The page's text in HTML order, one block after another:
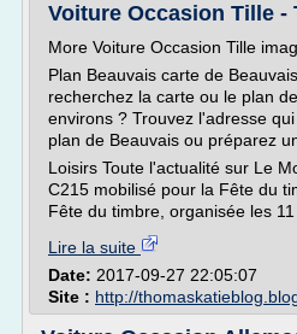
Voiture Occasion Tille -
More Voiture Occasion Tille
Plan Beauvais carte de
recherchez la carte ou le plan
environs ? Trouvez l'adresse
plan de Beauvais ou préparez
Loisirs Toute l'actualité sur Le
C215 mobilisé pour la Fête du
Fête du timbre, organisée les 11
Lire la suite
Date: 2017-09-27 22:05:07
Site : http://